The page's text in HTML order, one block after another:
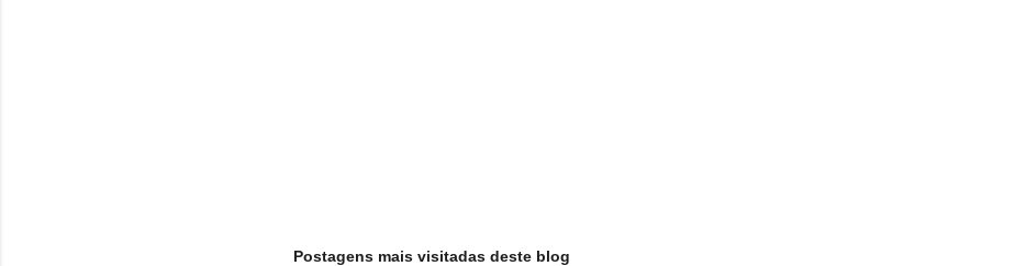
Postagens mais visitadas deste blog